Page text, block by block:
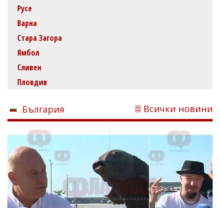
Русе
Варна
Стара Загора
Ямбол
Сливен
Пловдив
България Всички новини